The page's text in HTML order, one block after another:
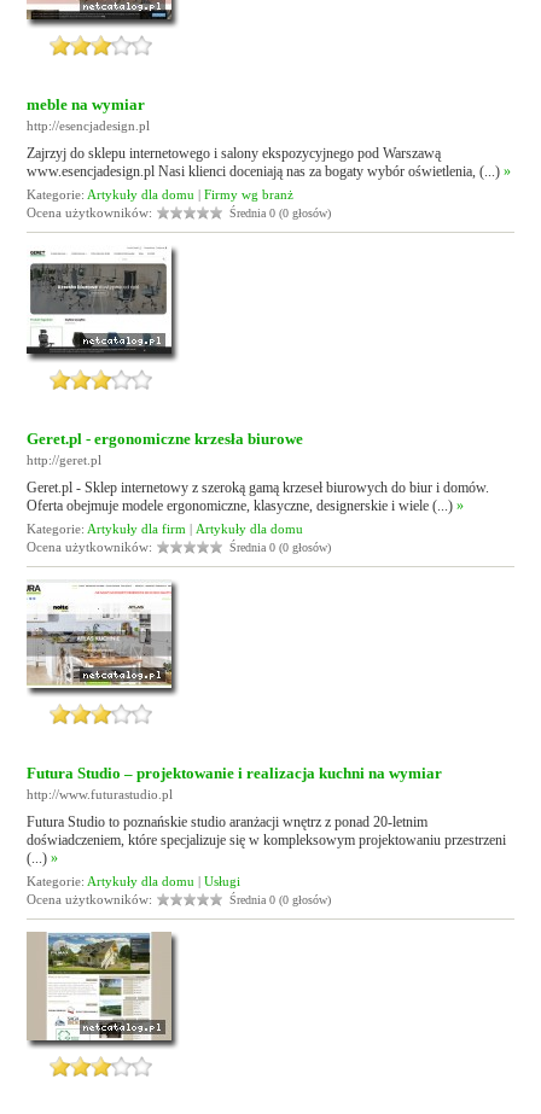
meble na wymiar
http://esencjadesign.pl
Zajrzyj do sklepu internetowego i salony ekspozycyjnego pod Warszawą
www.esencjadesign.pl Nasi klienci doceniają nas za bogaty wybór oświetlenia, (...)»
Kategorie: Artykuły dla domu |Firmy wg branż
Ocena użytkowników:
Średnia 0 (0 głosów)
Geret.pl - ergonomiczne krzesła biurowe
http://geret.pl
Geret.pl - Sklep internetowy z szeroką gamą krzeseł biurowych do biur i domów.
Oferta obejmuje modele ergonomiczne, klasyczne, designerskie i wiele (...)»
Kategorie: Artykuły dla firm | Artykuły dla domu
Ocena użytkowników:
Średnia 0 (0 głosów)
Futura Studio – projektowanie i realizacja kuchni na wymiar
http://www.futurastudio.pl
Futura Studio to poznańskie studio aranżacji wnętrz z ponad 20-letnim
doświadczeniem, które specjalizuje się w kompleksowym projektowaniu przestrzeni
(...)»
Kategorie: Artykuły dla domu |Usługi
Ocena użytkowników:
Średnia 0 (0 głosów)